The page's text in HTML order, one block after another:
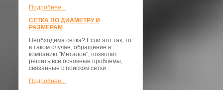
Подробнее...
СЕТКА ПО ДИАМЕТРУ И
РАЗМЕРАМ
Необходима сетка? Если это так, то
в таком случае, обращение в
компанию "Металон", позволит
решить все основные проблемы,
связанные с поиском сетки.
Подробнее...